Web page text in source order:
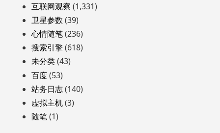
互联网观察 (1,331)
卫星参数 (39)
心情随笔(236)
搜索引擎(618)
未分类(43)
百度(53)
站务日志(140)
虚拟主机(3)
随笔(1)